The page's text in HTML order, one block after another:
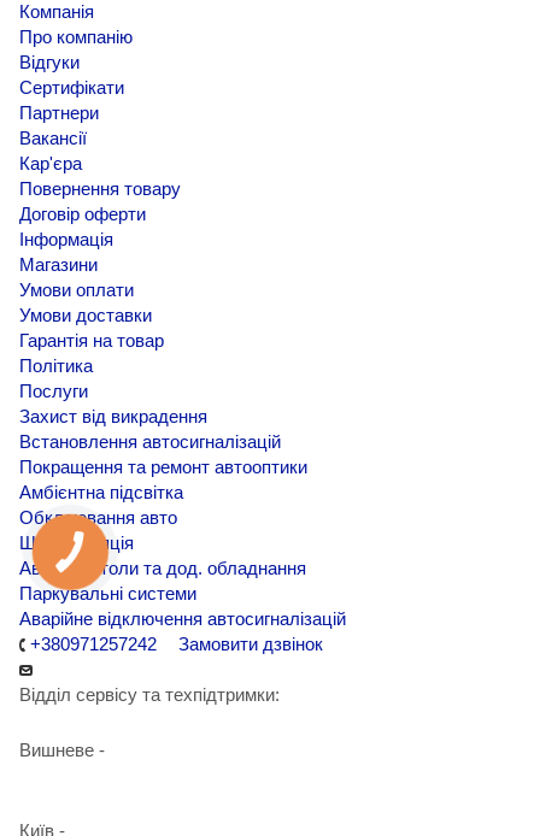
Компанія
Про компанію
Відгуки
Сертифікати
Партнери
Вакансії
Кар'єра
Повернення товару
Договір оферти
Інформація
Магазини
Умови оплати
Умови доставки
Гарантія на товар
Політика
Послуги
Захист від викрадення
Встановлення автосигналізацій
Покращення та ремонт автооптики
Амбієнтна підсвітка
Обклеювання авто
Шумоізоляція
Автомагнітоли та дод. обладнання
Паркувальні системи
Аварійне відключення автосигналізацій
+380971257242
Замовити дзвінок
Відділ сервісу та техпідтримки:
Вишневе -
Київ -